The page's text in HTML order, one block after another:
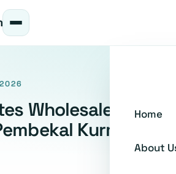
Home
About
Wholesale:
Kurma